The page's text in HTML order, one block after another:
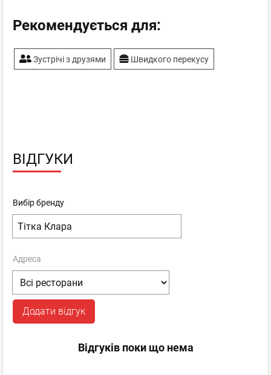
Рекомендується для:
Зустрічі з друзями Швидкого перекусу
ВІДГУКИ
Вибір бренду
Адреса
Додати відгук
Відгуків поки що нема